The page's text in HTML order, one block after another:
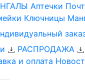
Аптечки
Ключницы
РАСПРОДАЖА
и оплата